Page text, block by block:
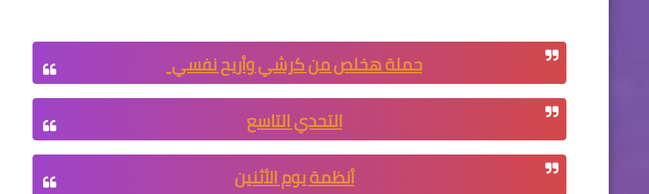
حملة هخلص من كرشي وأريح نفسي
التحدي التاسع
أنظمة يوم الأثنين